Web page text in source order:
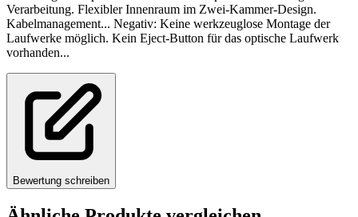
Verarbeitung. Flexibler Innenraum im Zwei-Kammer-Design.
Kabelmanagement... Negativ: Keine werkzeuglose Montage der
Laufwerke möglich. Kein Eject-Button für das optische Laufwerk
vorhanden...
Bewertung schreiben